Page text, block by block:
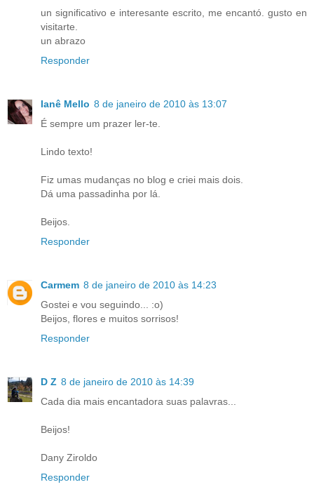
un significativo e interesante escrito, me encantó. gusto en
visitarte.
un abrazo
Responder
Ianê Mello 8 de janeiro de 2010 às 13:07
É sempre um prazer ler-te.
Lindo texto!
Fiz umas mudanças no blog e criei mais dois.
Dá uma passadinha por lá.
Beijos.
Responder
Carmem 8 de janeiro de 2010 às 14:23
Gostei e vou seguindo... :o)
Beijos, flores e muitos sorrisos!
Responder
D Z 8 de janeiro de 2010 às 14:39
Cada dia mais encantadora suas palavras...
Beijos!
Dany Ziroldo
Responder